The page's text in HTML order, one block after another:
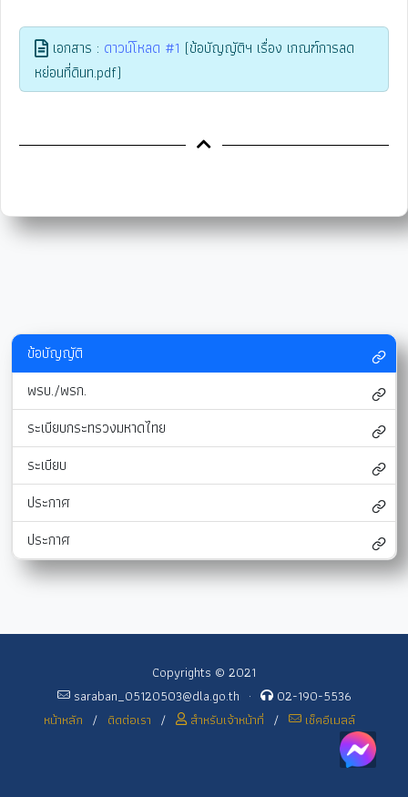
เอกสาร : ดาวน์โหลด #1 (ข้อบัญญัติฯ เรื่อง เกณฑ์การลด
หย่อนที่ดินท.pdf)
ข้อบัญญัติ
พรบ./พรก.
ระเบียบกระทรวงมหาดไทย
ระเบียบ
ประกาศ
ประกาศ
Copyrights © 2021
saraban_05120503@dla.go.th ·
02-190-5536
หน้าหลัก / ติดต่อเรา / สำหรับเจ้าหน้าที่ / เช็คอีเมลล์